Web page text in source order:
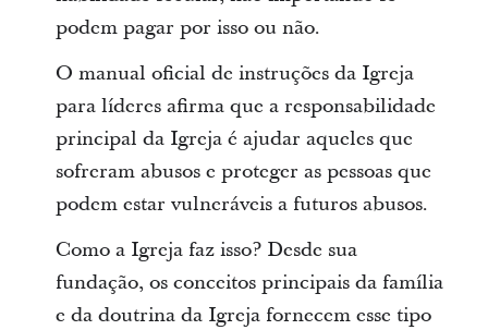
podem pagar por isso ou não.
O manual oficial de instruções da Igreja
para líderes afirma que a responsabilidade
principal da Igreja é ajudar aqueles que
sofreram abusos e proteger as pessoas que
podem estar vulneráveis a futuros abusos.
Como a Igreja faz isso? Desde sua
fundação, os conceitos principais da família
e da doutrina da Igreja fornecem esse tipo